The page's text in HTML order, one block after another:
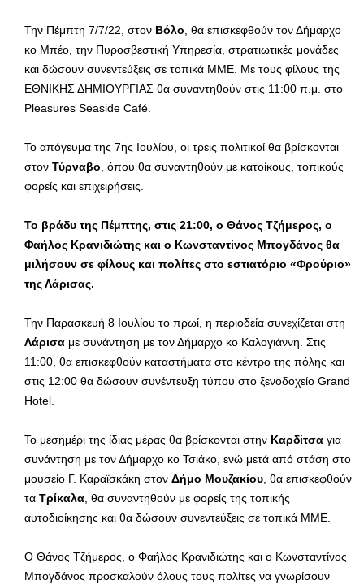
Την Πέμπτη 7/7/22, στον Βόλο , θα επισκεφθούν τον Δήμαρχο
κο Μπέο, την Πυροσβεστική Υπηρεσία, στρατιωτικές μονάδες
και δώσουν συνεντεύξεις σε τοπικά ΜΜΕ. Με τους φίλους της
ΕΘΝΙΚΗΣ ΔΗΜΙΟΥΡΓΙΑΣ θα συναντηθούν στις 11:00 π.μ. στο
Pleasures Seaside Café.
Το απόγευμα της 7ης Ιουλίου, οι τρεις πολιτικοί θα βρίσκονται
στον Τύρναβο , όπου θα συναντηθούν με κατοίκους, τοπικούς
φορείς και επιχειρήσεις.
Το βράδυ της Πέμπτης, στις 21:00, ο Θάνος Τζήμερος, ο
Φαήλος Κρανιδιώτης και ο Κωνσταντίνος Μπογδάνος θα
μιλήσουν σε φίλους και πολίτες στο εστιατόριο «Φρούριο»
της Λάρισας.
Την Παρασκευή 8 Ιουλίου το πρωί, η περιοδεία συνεχίζεται στη
Λάρισα με συνάντηση με τον Δήμαρχο κο Καλογιάννη. Στις
11:00, θα επισκεφθούν καταστήματα στο κέντρο της πόλης και
στις 12:00 θα δώσουν συνέντευξη τύπου στο ξενοδοχείο Grand
Hotel.
Το μεσημέρι της ίδιας μέρας θα βρίσκονται στην Καρδίτσα για
συνάντηση με τον Δήμαρχο κο Τσιάκο, ενώ μετά από στάση στο
μουσείο Γ. Καραϊσκάκη στον Δήμο Μουζακίου , θα επισκεφθούν
τα Τρίκαλα , θα συναντηθούν με φορείς της τοπικής
αυτοδιοίκησης και θα δώσουν συνεντεύξεις σε τοπικά ΜΜΕ.
Ο Θάνος Τζήμερος, ο Φαήλος Κρανιδιώτης και ο Κωνσταντίνος
Μπογδάνος προσκαλούν όλους τους πολίτες να γνωρίσουν